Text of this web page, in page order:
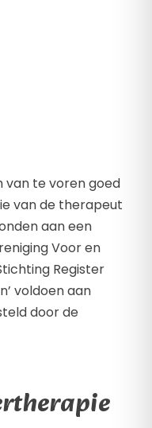
van te voren goed
van de therapeut
aan een
Voor en
Register
voldoen aan
door de